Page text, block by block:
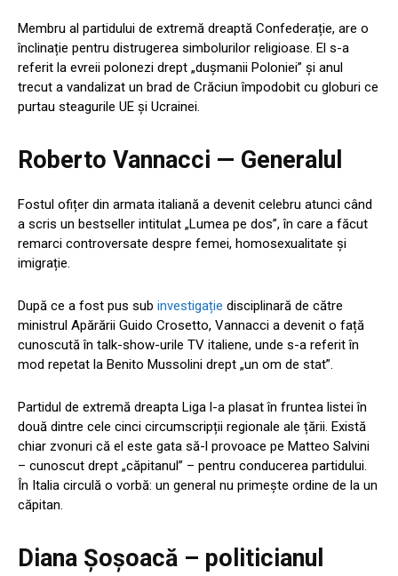
Membru al partidului de extremă dreaptă Confederație, are o
înclinație pentru distrugerea simbolurilor religioase. El s-a
referit la evreii polonezi drept „dușmanii Poloniei” și anul
trecut a vandalizat un brad de Crăciun împodobit cu globuri ce
purtau steagurile UE și Ucrainei.
Roberto Vannacci — Generalul
Fostul ofițer din armata italiană a devenit celebru atunci când
a scris un bestseller intitulat „Lumea pe dos”, în care a făcut
remarci controversate despre femei, homosexualitate și
imigrație.
După ce a fost pus sub investigație disciplinară de către
ministrul Apărării Guido Crosetto, Vannacci a devenit o față
cunoscută în talk-show-urile TV italiene, unde s-a referit în
mod repetat la Benito Mussolini drept „un om de stat”.
Partidul de extremă dreapta Liga l-a plasat în fruntea listei în
două dintre cele cinci circumscripții regionale ale țării. Există
chiar zvonuri că el este gata să-l provoace pe Matteo Salvini
– cunoscut drept „căpitanul” – pentru conducerea partidului.
În Italia circulă o vorbă: un general nu primește ordine de la un
căpitan.
Diana Șoșoacă – politicianul